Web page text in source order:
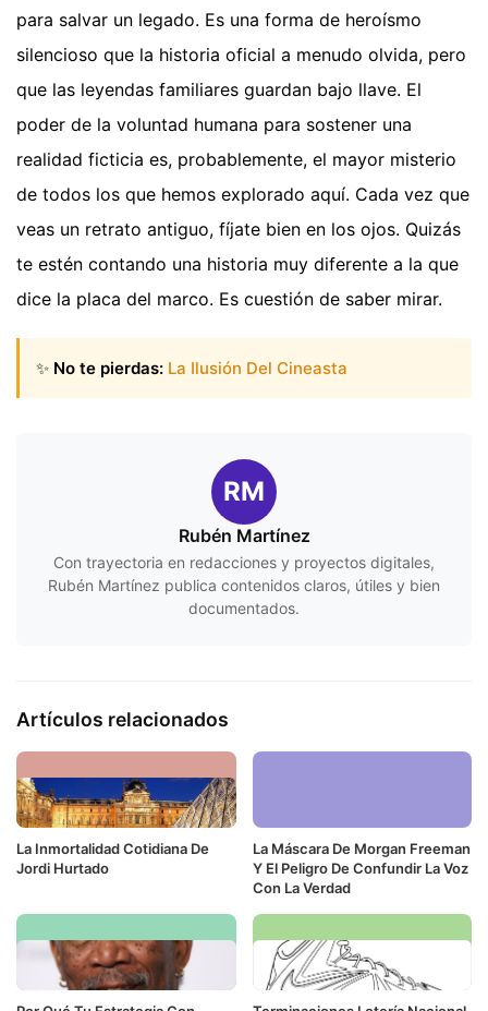
para salvar un legado. Es una forma de heroísmo
silencioso que la historia oficial a menudo olvida, pero
que las leyendas familiares guardan bajo llave. El
poder de la voluntad humana para sostener una
realidad ficticia es, probablemente, el mayor misterio
de todos los que hemos explorado aquí. Cada vez que
veas un retrato antiguo, fíjate bien en los ojos. Quizás
te estén contando una historia muy diferente a la que
dice la placa del marco. Es cuestión de saber mirar.
✨ No te pierdas: La Ilusión Del Cineasta
RM
Rubén Martínez
Con trayectoria en redacciones y proyectos digitales,
Rubén Martínez publica contenidos claros, útiles y bien
documentados.
Artículos relacionados
La Inmortalidad Cotidiana De
Jordi Hurtado
La Máscara De Morgan Freeman
Y El Peligro De Confundir La Voz
Con La Verdad